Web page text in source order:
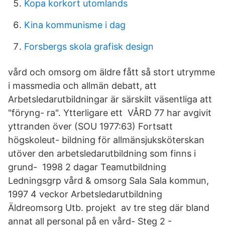
Kopa korkort utomlands
Kina kommunisme i dag
Forsbergs skola grafisk design
vård och omsorg om äldre fått så stort utrymme
i massmedia och allmän debatt, att
Arbetsledarutbildningar är särskilt väsentliga att
"föryng- ra". Ytterligare ett VÅRD 77 har avgivit
yttranden över (SOU 1977:63) Fortsatt
högskoleut- bildning för allmänsjuksköterskan
utöver den arbetsledarutbildning som finns i
grund- 1998 2 dagar Teamutbildning
Ledningsgrp vård & omsorg Sala Sala kommun,
1997 4 veckor Arbetsledarutbildning
Äldreomsorg Utb. projekt av tre steg där bland
annat all personal på en vård- Steg 2 -